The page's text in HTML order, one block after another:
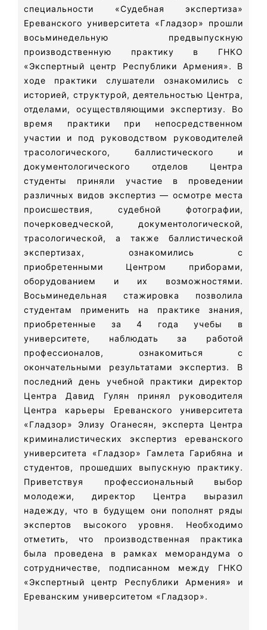
специальности «Судебная экспертиза»
Ереванского университета «Гладзор» прошли
восьминедельную предвыпускную
производственную практику в ГНКО
«Экспертный центр Республики Армения». В
ходе практики слушатели ознакомились с
историей, структурой, деятельностью Центра,
отделами, осуществляющими экспертизу. Во
время практики при непосредственном
участии и под руководством руководителей
трасологического, баллистического и
документологического отделов Центра
студенты приняли участие в проведении
различных видов экспертиз — осмотре места
происшествия, судебной фотографии,
почерковедческой, документологической,
трасологической, а также баллистической
экспертизах, ознакомились с
приобретенными Центром приборами,
оборудованием и их возможностями.
Восьминедельная стажировка позволила
студентам применить на практике знания,
приобретенные за 4 года учебы в
университете, наблюдать за работой
профессионалов, ознакомиться с
окончательными результатами экспертиз. В
последний день учебной практики директор
Центра Давид Гулян принял руководителя
Центра карьеры Ереванского университета
«Гладзор» Элизу Оганесян, эксперта Центра
криминалистических экспертиз ереванского
университета «Гладзор» Гамлета Гарибяна и
студентов, прошедших выпускную практику.
Приветствуя профессиональный выбор
молодежи, директор Центра выразил
надежду, что в будущем они пополнят ряды
экспертов высокого уровня. Необходимо
отметить, что производственная практика
была проведена в рамках меморандума о
сотрудничестве, подписанном между ГНКО
«Экспертный центр Республики Армения» и
Ереванским университетом «Гладзор».